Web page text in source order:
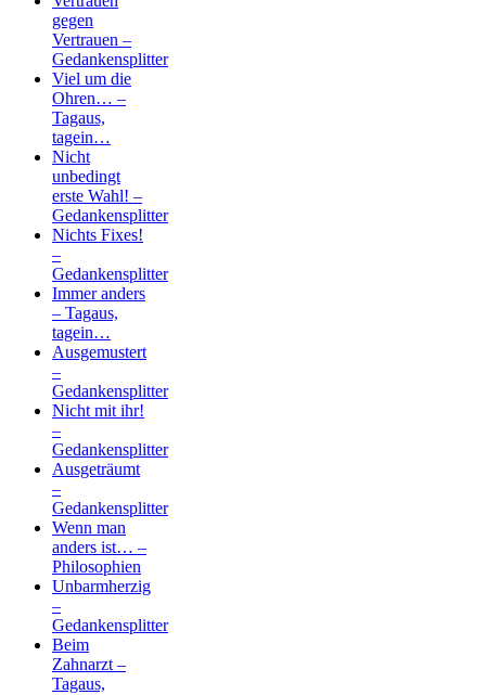
gegen
Vertrauen –
Gedankensplitter
Viel um die
Ohren… –
Tagaus,
tagein…
Nicht
unbedingt
erste Wahl! –
Gedankensplitter
Nichts Fixes!
–
Gedankensplitter
Immer anders
– Tagaus,
tagein…
Ausgemustert
–
Gedankensplitter
Nicht mit ihr!
–
Gedankensplitter
Ausgeträumt
–
Gedankensplitter
Wenn man
anders ist… –
Philosophien
Unbarmherzig
–
Gedankensplitter
Beim
Zahnarzt –
Tagaus,